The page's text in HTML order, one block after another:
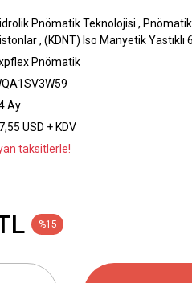
Pnömatik Teknolojisi ,
, (KDNT) Iso Manyetik
Pnömatik
Ay
USD + KDV
taksitlerle!
%15